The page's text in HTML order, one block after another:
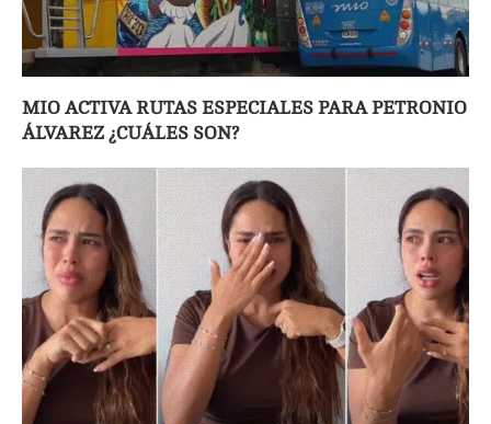
MIO ACTIVA RUTAS ESPECIALES PARA PETRONIO
ÁLVAREZ ¿CUÁLES SON?